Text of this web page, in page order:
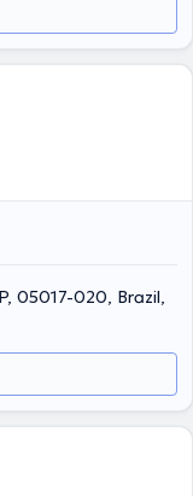
05017-020, Brazil,